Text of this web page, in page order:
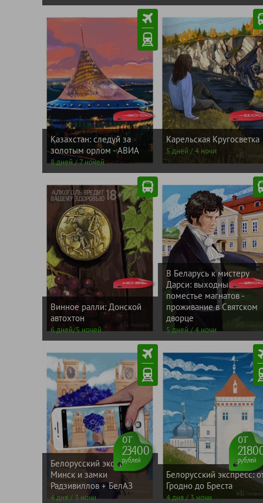
Казахстан: следуй за
золотым орлом - АВИА
8 дней / 7 ночей
-6000
от
57900
рублей
Карельская Кругосветка
5 дней / 4 ночи
-1100
от
рублей
Винное ралли: Донской
автохтон
6 дней/5 ночей
НОВЪ
от
41000
рублей
В Беларусь к мистеру
Дарси: выходные в
поместье магнатов -
проживание в Святском
дворце
5 дней / 4 ночи
-
от
рублей
Белорусский экспресс:
Минск и замки
Радзивиллов + БелАЗ
4 дня / 3 ночи
от
23400
рублей
Белорусский экспресс:
Гродно до Бреста
4 дня / 3 ночи
от
рублей